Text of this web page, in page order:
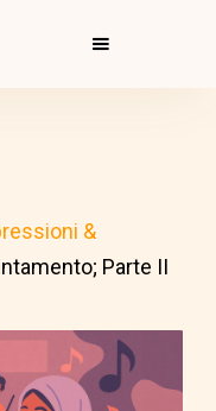
&
Parte II